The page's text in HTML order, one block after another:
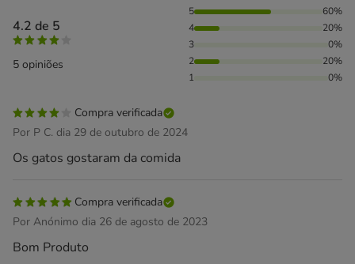
4.2 de 5
5 opiniões
60% das pessoas avaliaram com 5 estrelas, 20% das
5
60%
4
20%
3
0%
2
20%
1
0%
Compra verificada
Por P C. dia 29 de outubro de 2024
Os gatos gostaram da comida
Compra verificada
Por Anónimo dia 26 de agosto de 2023
Bom Produto